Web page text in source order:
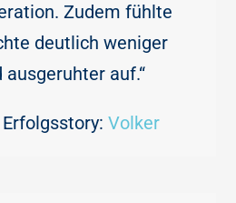
Zudem fühlte
deutlich weniger
auf.“
Erfolgsstory:Volker